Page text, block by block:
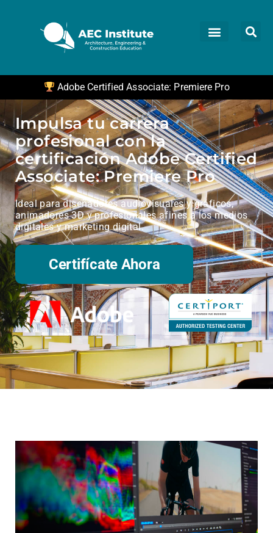
Adobe Certified Associate: Premiere Pro
Impulsa tu carrera
profesional con la
certificación Adobe Certified
Associate: Premiere Pro
Ideal para diseñadores audiovisuales y gráficos,
animadores 3D y profesionales afines a los medios
digitales y marketing digital.
Certifícate Ahora